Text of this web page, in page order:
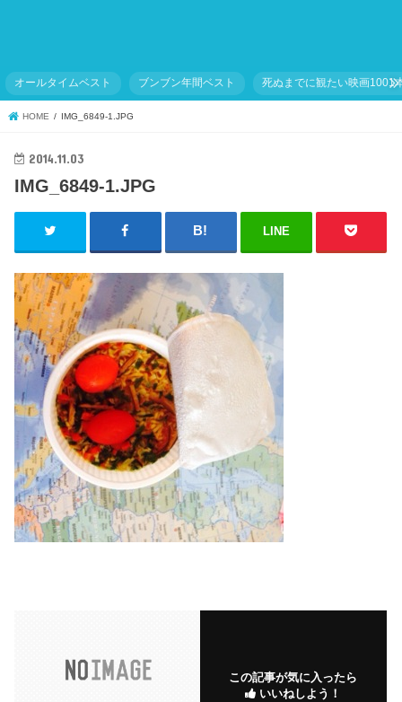
オールタイムベスト ブンブン年間ベスト 死ぬまでに観たい映画1001
HOME IMG_6849-1.JPG
2014.11.03
IMG_6849-1.JPG
LINE
この記事が気に入ったら
いいねしよう！